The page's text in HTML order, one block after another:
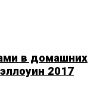
в домашних
2017